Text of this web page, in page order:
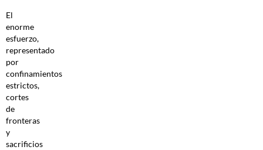
El
enorme
esfuerzo,
representado
por
confinamientos
estrictos,
cortes
de
fronteras
y
sacrificios